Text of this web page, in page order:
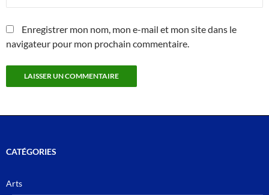
Enregistrer mon nom, mon e-mail et mon site dans le
navigateur pour mon prochain commentaire.
CATÉGORIES
Arts